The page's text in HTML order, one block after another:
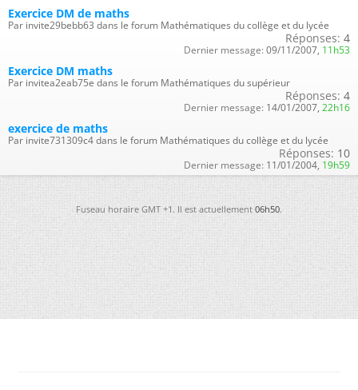
Exercice DM de maths
Par invite29bebb63 dans le forum Mathématiques du collège et du lycée
Réponses: 4
Dernier message: 09/11/2007, 11h53
Exercice DM maths
Par invitea2eab75e dans le forum Mathématiques du supérieur
Réponses: 4
Dernier message: 14/01/2007, 22h16
exercice de maths
Par invite731309c4 dans le forum Mathématiques du collège et du lycée
Réponses: 10
Dernier message: 11/01/2004, 19h59
Fuseau horaire GMT +1. Il est actuellement06h50.